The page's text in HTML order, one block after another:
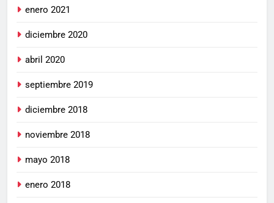
enero 2021
diciembre 2020
abril 2020
septiembre 2019
diciembre 2018
noviembre 2018
mayo 2018
enero 2018